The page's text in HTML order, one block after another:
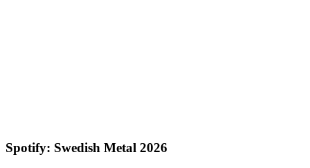
Spotify: Swedish Metal 2026